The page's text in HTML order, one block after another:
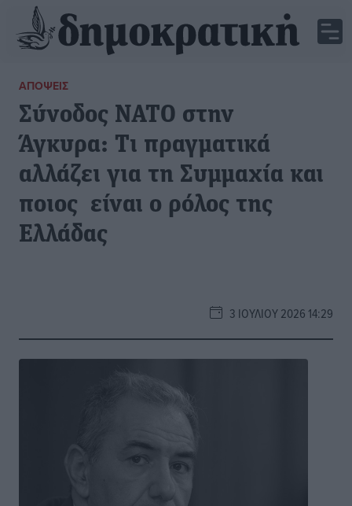
ΑΠΌΨΕΙΣ
Σύνοδος ΝΑΤΟ στην
Άγκυρα: Τι πραγματικά
αλλάζει για τη Συμμαχία και
ποιος είναι ο ρόλος της
Ελλάδας
3 ΙΟΥΛΊΟΥ 2026 14:29